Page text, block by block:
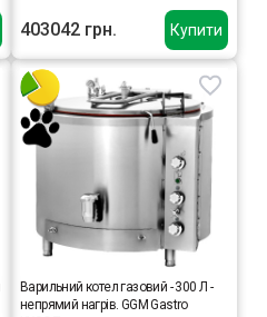
Купити
403042 грн.
Варильний котел газовий - 300 Л -
непрямий нагрів. GGM Gastro